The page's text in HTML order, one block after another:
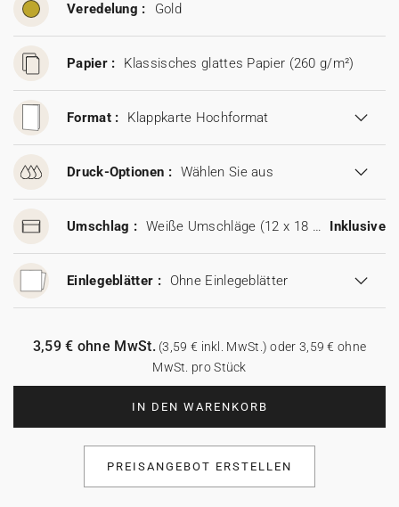
Veredelung : Gold
Papier : Klassisches glattes Papier (260 g/m²)
Format : Klappkarte Hochformat
Druck-Optionen : Wählen Sie aus
Umschlag : Weiße Umschläge (12 x 18 cm) Inklusive
Einlegeblätter : Ohne Einlegeblätter
IN DEN WARENKORB
3,59 € ohne MwSt.(3,59 € inkl. MwSt.) oder 3,59 € ohne
MwSt. pro Stück
PREISANGEBOT ERSTELLEN